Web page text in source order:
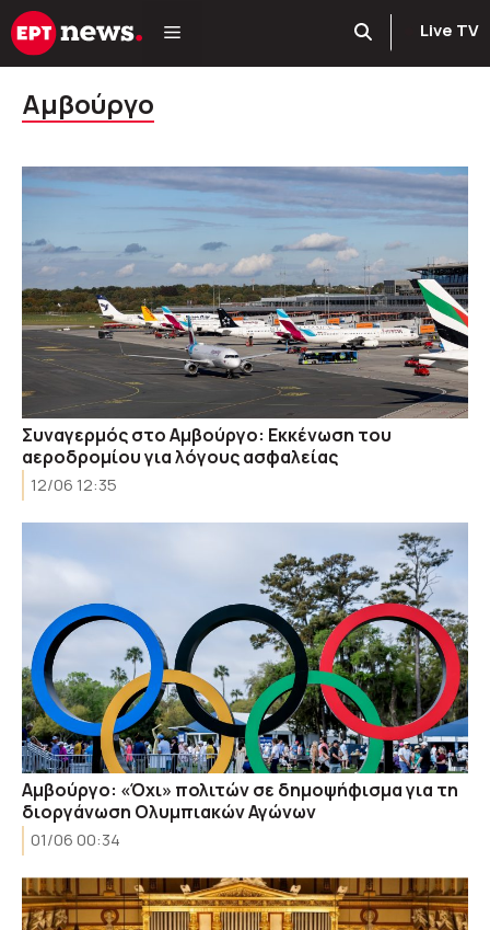
Μετάβαση
σε
Live TV
Αμβούργο
Συναγερμός στο Αμβούργο: Εκκένωση του
αεροδρομίου για λόγους ασφαλείας
12/06 12:35
Αμβούργο: «Όχι» πολιτών σε δημοψήφισμα για τη
διοργάνωση Ολυμπιακών Αγώνων
01/06 00:34